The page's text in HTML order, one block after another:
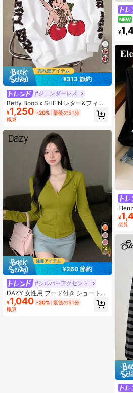
¥313 節約
#ジェンダーレス
Betty Boop x SHEIN レター&フィギ
ュアグラフィック クルーネック スウ
ェットシャツ レディース カジュアル
秋
¥1,250 -20% 最後の51分
概算
14
¥260 節約
#シルバーアクセント
DAZY 女性用 フード付き ショート丈
スウェットシャツ、フロントジッパ
ー付きポケット、スリムフィット ウ
エストライン、長袖トップス ジャケ
¥1,040 -20% 最後の51分
概算
NEW
タ
スウ
ホ
¥
ルな
ッチ
ッ
リデ
テム
¥
概算